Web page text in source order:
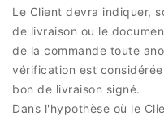
Le Client devra indiquer,
de livraison ou le
de la commande toute
vérification est
bon de livraison signé.
Dans l'hypothèse où le